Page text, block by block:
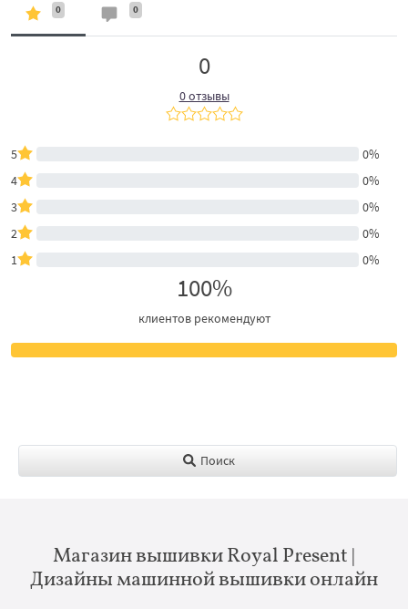
0 0
0
0 отзывы
5
0%
4
0%
3
0%
2
0%
1
0%
100%
клиентов рекомендуют
Поиск
Магазин вышивки Royal Present |
Дизайны машинной вышивки онлайн